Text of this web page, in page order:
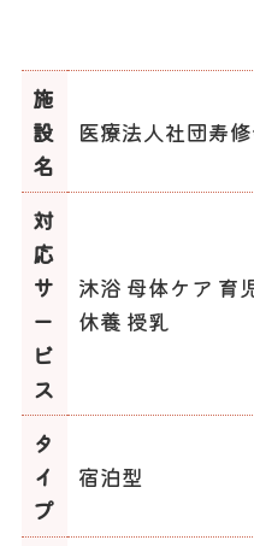
施
設
名
医療法人社団寿
対
応
サ
ー
ビ
ス
沐浴 母体ケア 育
休養 授乳
タ
イ
プ
宿泊型